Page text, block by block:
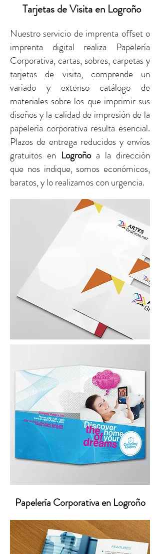
Tarjetas de Visita en Logroño
Nuestro servicio de imprenta offset o
imprenta digital realiza Papelería
Corporativa, cartas, sobres, carpetas y
tarjetas de visita, comprende un
variado y extenso catálogo de
materiales sobre los que imprimir sus
diseños y la calidad de impresión de la
papelería corporativa resulta esencial.
Plazos de entrega reducidos y envíos
gratuitos en Logroñoa la dirección
que nos indique, somos económicos,
baratos, y lo realizamos con urgencia.
Papelería Corporativa en Logroño